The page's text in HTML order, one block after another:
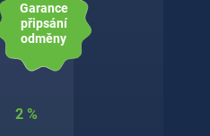
2 %
Garance
připsání
odměny